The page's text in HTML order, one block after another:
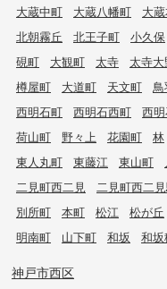
大蔵中町
大蔵八幡町 大
北朝霧丘
北王子町 小久保
硯町
大観町 太寺 太寺
樽屋町
大道町 天文町 鳥
西明石町
西明石西町 西
荷山町
野々上 花園町 林
東人丸町
東藤江 東山町
二見町西二見
二見町西二
別所町
本町 松江 松が丘
明南町
山下町 和坂 和
神戸市西区